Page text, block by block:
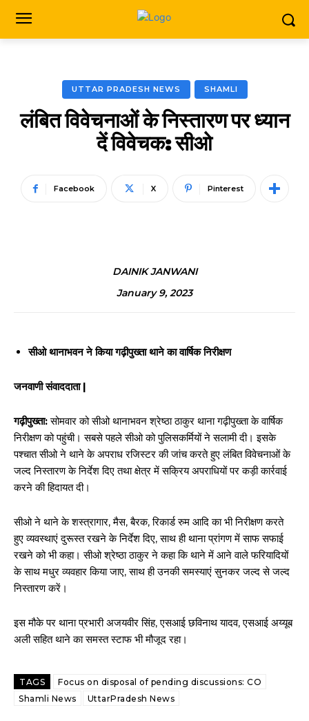
UTTAR PRADESH NEWS SHAMLI
लंबित विवेचनाओं के निस्तारण पर ध्यान
दें विवेचक: सीओ
Facebook X Pinterest
DAINIK JANWANI
January 9, 2023
सीओ थानाभवन ने किया गढ़ीपुख्ता थाने का वार्षिक निरीक्षण
जनवाणी संवाददाता |
गढ़ीपुख्ता:सोमवार को सीओ थानाभवन श्रेष्ठा ठाकुर थाना गढ़ीपुख्ता के वार्षिक
निरीक्षण को पहुंची। सबसे पहले सीओ को पुलिसकर्मियों ने सलामी दी। इसके
पश्चात सीओ ने थाने के अपराध रजिस्टर की जांच करते हुए लंबित विवेचनाओं के
जल्द निस्तारण के निर्देश दिए तथा क्षेत्र में सक्रिय अपराधियों पर कड़ी कार्रवाई
करने की हिदायत दी।
सीओ ने थाने के शस्त्रागार, मैस, बैरक, रिकार्ड रुम आदि का भी निरीक्षण करते
हुए व्यवस्थाएं दुरूस्त रखने के निर्देश दिए, साथ ही थाना प्रांगण में साफ सफाई
रखने को भी कहा। सीओ श्रेष्ठा ठाकुर ने कहा कि थाने में आने वाले फरियादियों
के साथ मधुर व्यवहार किया जाए, साथ ही उनकी समस्याएं सुनकर जल्द से जल्द
निस्तारण करें।
इस मौके पर थाना प्रभारी अजयवीर सिंह, एसआई छविनाथ यादव, एसआई अय्यूब
अली सहित थाने का समस्त स्टाफ भी मौजूद रहा।
TAGS
Focus on disposal of pending discussions: CO
Shamli News
UttarPradesh News